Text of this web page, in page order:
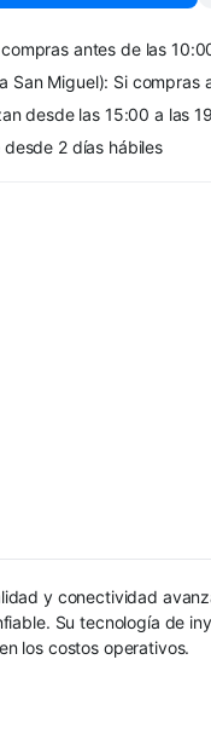
antes de las
San Miguel): Si compras
desde las 15:00 a las
desde 2 días hábiles
y conectividad
Su tecnología de
los costos operativos.